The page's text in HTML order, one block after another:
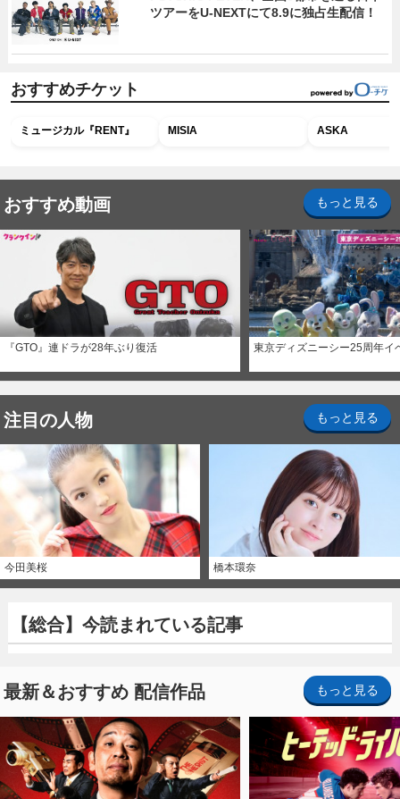
ツアーをU‐NEXTにて8.9に独占生配信！
おすすめチケット
ミュージカル『RENT』 MISIA ASKA
おすすめ動画 もっと見る
『GTO』連ドラが28年ぶり復活 東京ディズニーシー25周年イ
注目の人物 もっと見る
今田美桜 橋本環奈
【総合】今読まれている記事
最新＆おすすめ 配信作品 もっと見る